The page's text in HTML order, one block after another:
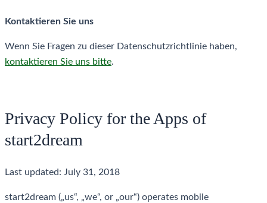
Kontaktieren Sie uns
Wenn Sie Fragen zu dieser Datenschutzrichtlinie haben,
kontaktieren Sie uns bitte.
Privacy Policy for the Apps of
start2dream
Last updated: July 31, 2018
start2dream („us“, „we“, or „our“) operates mobile